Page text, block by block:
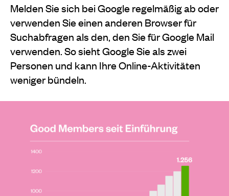
Melden Sie sich bei Google regelmäßig ab oder
verwenden Sie einen anderen Browser für
Suchabfragen als den, den Sie für Google Mail
verwenden. So sieht Google Sie als zwei
Personen und kann Ihre Online-Aktivitäten
weniger bündeln.